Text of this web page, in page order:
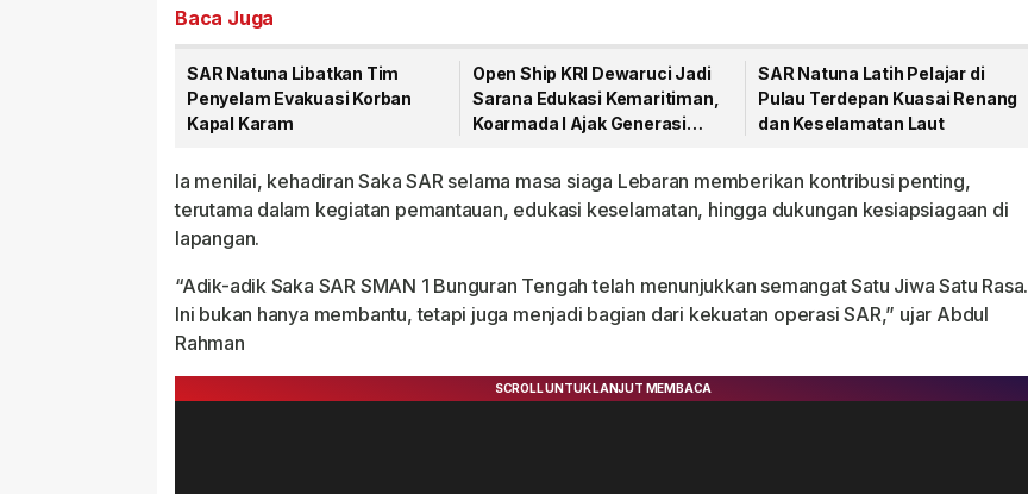
Baca Juga
SAR Natuna Libatkan Tim
Penyelam Evakuasi Korban
Kapal Karam
Open Ship KRI Dewaruci Jadi
Sarana Edukasi Kemaritiman,
Koarmada I Ajak Generasi
SAR Natuna Latih Pelajar di
Pulau Terdepan Kuasai Renang
dan Keselamatan Laut
Ia menilai, kehadiran Saka SAR selama masa siaga Lebaran memberikan kontribusi penting,
terutama dalam kegiatan pemantauan, edukasi keselamatan, hingga dukungan kesiapsiagaan di
lapangan.
“Adik-adik Saka SAR SMAN 1 Bunguran Tengah telah menunjukkan semangat Satu Jiwa Satu Rasa.
Ini bukan hanya membantu, tetapi juga menjadi bagian dari kekuatan operasi SAR,” ujar Abdul
Rahman